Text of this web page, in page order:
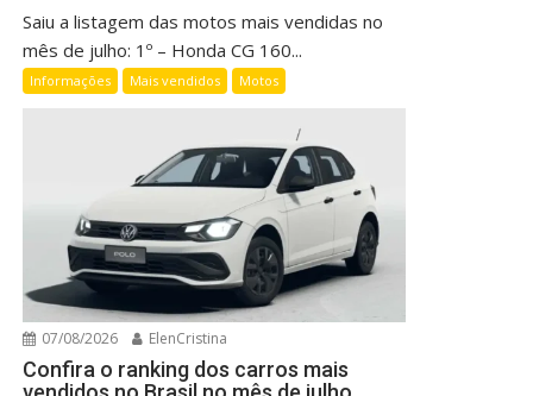
Saiu a listagem das motos mais vendidas no
mês de julho: 1º – Honda CG 160...
Informações Mais vendidos Motos
07/08/2026 ElenCristina
Confira o ranking dos carros mais